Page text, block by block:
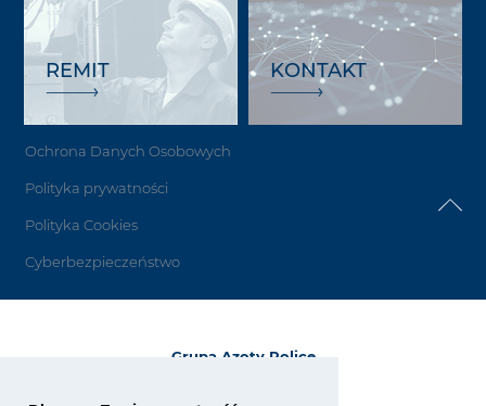
REMIT KONTAKT
Ochrona Danych Osobowych
Polityka prywatności
Polityka Cookies
Cyberbezpieczeństwo
Grupa Azoty Police
ul. Kuźnicka 1